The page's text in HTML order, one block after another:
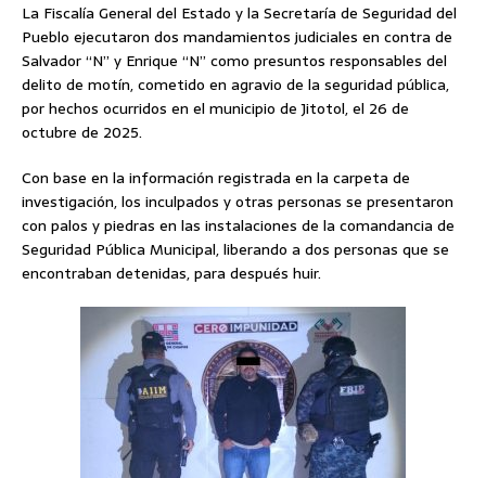
La Fiscalía General del Estado y la Secretaría de Seguridad del
Pueblo ejecutaron dos mandamientos judiciales en contra de
Salvador “N” y Enrique “N” como presuntos responsables del
delito de motín, cometido en agravio de la seguridad pública,
por hechos ocurridos en el municipio de Jitotol, el 26 de
octubre de 2025.
Con base en la información registrada en la carpeta de
investigación, los inculpados y otras personas se presentaron
con palos y piedras en las instalaciones de la comandancia de
Seguridad Pública Municipal, liberando a dos personas que se
encontraban detenidas, para después huir.